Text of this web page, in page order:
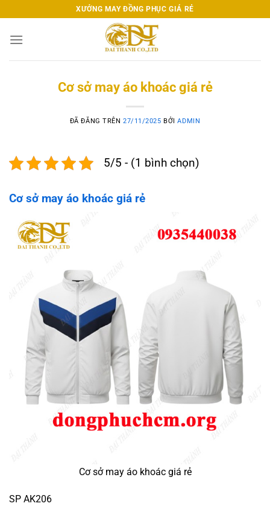
đến
nội
XƯỞNG MAY ĐỒNG PHỤC GIÁ RẺ
Cơ sở may áo khoác giá rẻ
ĐÃ ĐĂNG TRÊN27/11/2025 BỞIADMIN
5/5 - (1 bình chọn)
Cơ sở may áo khoác giá rẻ
Cơ sở may áo khoác giá rẻ
SP AK206